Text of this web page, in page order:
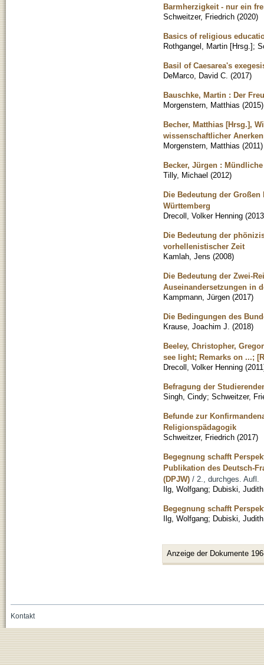
Barmherzigkeit - nur ein
Schweitzer, Friedrich (2020)
Basics of religious
Rothgangel, Martin [Hrsg.];
Basil of Caesarea's
DeMarco, David C. (2017)
Bauschke, Martin : Der
Morgenstern, Matthias (2015)
Becher, Matthias [Hrsg.],
wissenschaftlicher
Morgenstern, Matthias (2011)
Becker, Jürgen :
Tilly, Michael (2012)
Die Bedeutung der
Württemberg
Drecoll, Volker Henning (2013
Die Bedeutung der
vorhellenistischer Zeit
Kamlah, Jens (2008)
Die Bedeutung der Zwei-
Auseinandersetzungen in
Kampmann, Jürgen (2017)
Die Bedingungen des
Krause, Joachim J. (2018)
Beeley, Christopher,
see light; Remarks on ...;
Drecoll, Volker Henning (2011
Befragung der
Singh, Cindy; Schweitzer,
Befunde zur
Religionspädagogik
Schweitzer, Friedrich (2017)
Begegnung schafft
Publikation des Deutsch-
(DPJW) / 2., durchges. Aufl.
Ilg, Wolfgang; Dubiski, Judith
Begegnung schafft
Ilg, Wolfgang; Dubiski, Judith
Anzeige der Dokumente
Kontakt